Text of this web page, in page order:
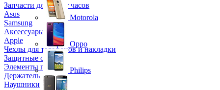
Запчасти для смарт часов
Asus
Samsung
Аксессуары
Apple
Чехлы для телефонов и накладки
Защитные стекла
Элементы питания
Держатель
Наушники
Motorola
Oppo
Philips